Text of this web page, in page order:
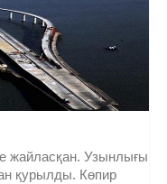
жайласқан. Узынлығы
қурылды. Көпир